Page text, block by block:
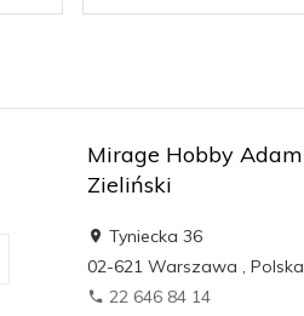
Mirage Hobby Adam
Zieliński
Tyniecka 36
02-621 Warszawa , Polska
22 646 84 14